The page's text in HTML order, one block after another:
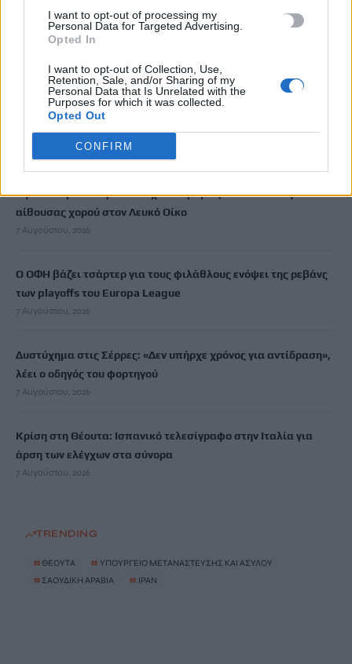
I want to opt-out of processing my
Personal Data for Targeted Advertising.
Opted In
I want to opt-out of Collection, Use,
Retention, Sale, and/or Sharing of my
Personal Data that Is Unrelated with the
Purposes for which it was collected.
Opted Out
CONFIRM
Απορρίπτει το Ιράν τη συμφωνία Σαουδικής Αραβίας,
Τουρκίας και Πακιστάν – «Είναι μόνο στα χαρτιά»
«Του χρόνου σχεδιάζουμε να επιστρέψουμε στην Κρήτη»: Τι
λένε τουρίστες και επιχειρηματίες που έφυγαν εξαιτίας της
πυρκαγιάς στο Ρέθυμνο
7 Αυγούστου, 2026
Εφετείο «μπλοκάρει» το σχέδιο Τραμπ για κατασκευή
αίθουσας χορού στον Λευκό Οίκο
7 Αυγούστου, 2026
Ο ΟΦΗ βάζει τσάρτερ για τους φιλάθλους ενόψει της ρεβάνς
των playoffs του Europa League
7 Αυγούστου, 2026
Δυστύχημα στις Σέρρες: «Δεν υπήρχε χρόνος για αντίδραση»,
λέει ο οδηγός του φορτηγού
7 Αυγούστου, 2026
Κρίση στη Θέουτα: Ισπανικό τελεσίγραφο στην Ιταλία για
άρση των ελέγχων στα σύνορα
7 Αυγούστου, 2026
TRENDING
#ΘΕΟΥΤΑ # ΥΠΟΥΡΓΕΙΟ ΜΕΤΑΝΑΣΤΕΥΣΗΣ ΚΑΙ ΑΣΥΛΟΥ
# ΣΑΟΥΔΙΚΗ ΑΡΑΒΙΑ # ΙΡΑΝ